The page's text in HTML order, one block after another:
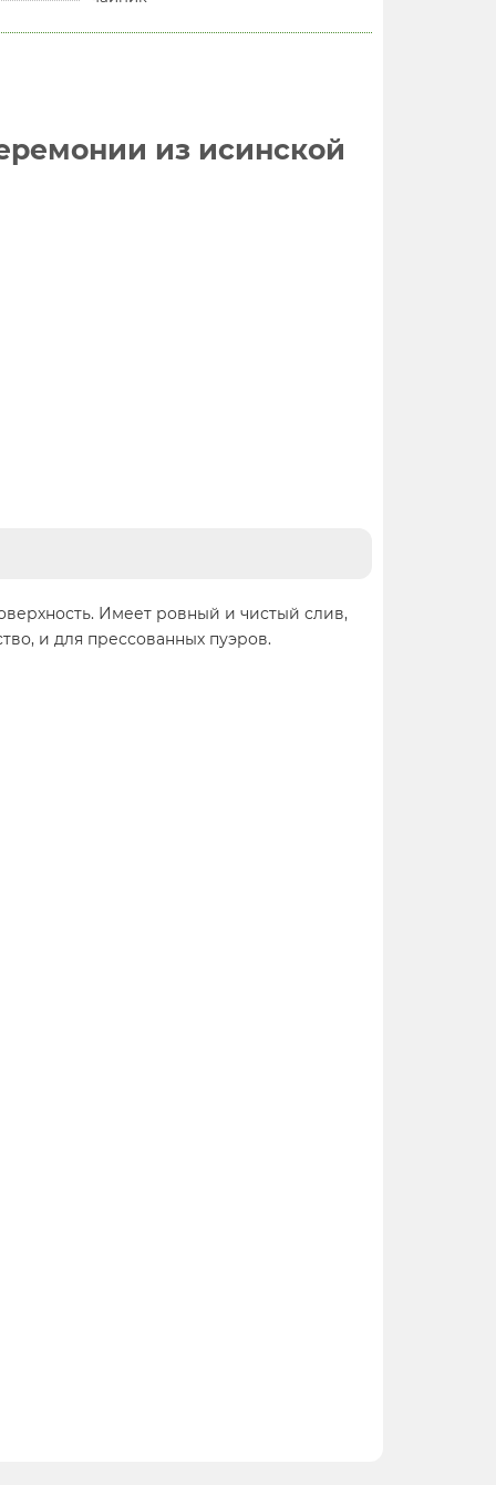
из исинской
Имеет ровный и чистый слив,
и для прессованных пуэров.